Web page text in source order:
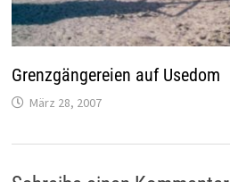
Grenzgängereien auf Usedom
März 28, 2007